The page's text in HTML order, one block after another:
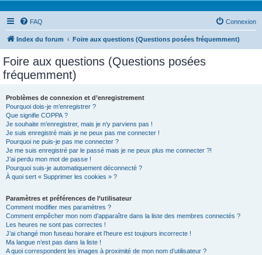
FAQ Connexion
Index du forum Foire aux questions (Questions posées fréquemment)
Foire aux questions (Questions posées
fréquemment)
Problèmes de connexion et d’enregistrement
Pourquoi dois-je m’enregistrer ?
Que signifie COPPA ?
Je souhaite m’enregistrer, mais je n’y parviens pas !
Je suis enregistré mais je ne peux pas me connecter !
Pourquoi ne puis-je pas me connecter ?
Je me suis enregistré par le passé mais je ne peux plus me connecter ?!
J’ai perdu mon mot de passe !
Pourquoi suis-je automatiquement déconnecté ?
À quoi sert « Supprimer les cookies » ?
Paramètres et préférences de l’utilisateur
Comment modifier mes paramètres ?
Comment empêcher mon nom d’apparaître dans la liste des membres connectés ?
Les heures ne sont pas correctes !
J’ai changé mon fuseau horaire et l’heure est toujours incorrecte !
Ma langue n’est pas dans la liste !
A quoi correspondent les images à proximité de mon nom d’utilisateur ?